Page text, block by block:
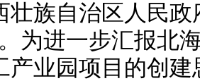
壮族自治区人民
为进一步汇报北
产业园项目的创